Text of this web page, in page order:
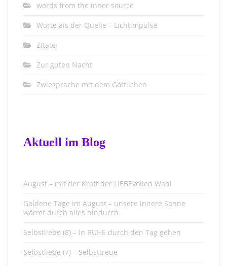
words from the inner source
Worte ais der Quelle – Lichtimpulse
Zitate
Zur guten Nacht
Zwiesprache mit dem Göttlichen
Aktuell im Blog
August – mit der Kraft der LIEBEvollen Wahl
Goldene Tage im August – unsere innere Sonne
wärmt durch alles hindurch
Selbstliebe (8) – In RUHE durch den Tag gehen
Selbstliebe (7) – Selbsttreue